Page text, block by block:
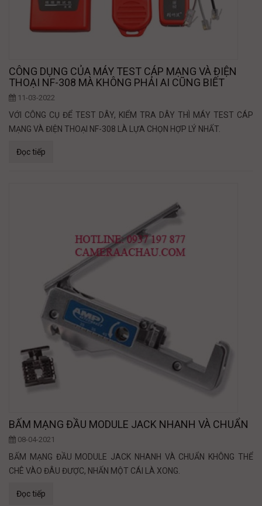
CÔNG DỤNG CỦA MÁY TEST CÁP MẠNG VÀ ĐIỆN
THOẠI NF-308 MÀ KHÔNG PHẢI AI CŨNG BIẾT
11-03-2022
VỚI CÔNG CỤ ĐỂ TEST DÂY, KIỂM TRA DÂY THÌ MÁY TEST CÁP
MẠNG VÀ ĐIỆN THOẠI NF-308 LÀ LỰA CHỌN HỢP LÝ NHẤT.
Đọc tiếp
BẤM MẠNG ĐẦU MODULE JACK NHANH VÀ CHUẨN
08-04-2021
BẤM MẠNG ĐẦU MODULE JACK NHANH VÀ CHUẨN KHÔNG THỂ
CHÊ VÀO ĐÂU ĐƯỢC, NHẤN MỘT CÁI LÀ XONG.
Đọc tiếp